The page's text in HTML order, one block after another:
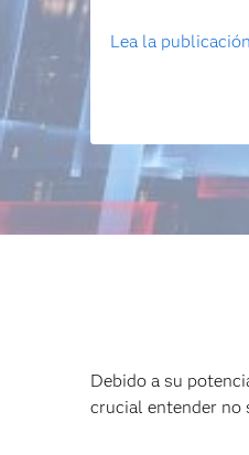
Lea la
Debido a su
crucial entender no